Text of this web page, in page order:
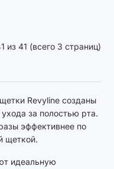
из 41 (всего 3 страниц)
Revyline созданы
за полостью рта.
эффективнее по
щеткой.
идеальную